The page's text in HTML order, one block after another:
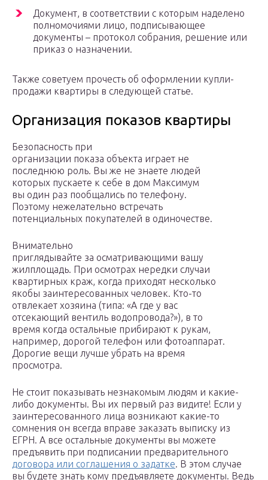
Документ, в соответствии с которым наделено
полномочиями лицо, подписывающее
документы – протокол собрания, решение или
приказ о назначении.
Также советуем прочесть об оформлении купли-
продажи квартиры в следующей статье.
Организация показов квартиры
Безопасность при
организации показа объекта играет не
последнюю роль. Вы же не знаете людей
которых пускаете к себе в дом Максимум
вы один раз пообщались по телефону.
Поэтому нежелательно встречать
потенциальных покупателей в одиночестве.
Внимательно
приглядывайте за осматривающими вашу
жилплощадь. При осмотрах нередки случаи
квартирных краж, когда приходят несколько
якобы заинтересованных человек. Кто-то
отвлекает хозяина (типа: «А где у вас
отсекающий вентиль водопровода?»), в то
время когда остальные прибирают к рукам,
например, дорогой телефон или фотоаппарат.
Дорогие вещи лучше убрать на время
просмотра.
Не стоит показывать незнакомым людям и какие-
либо документы. Вы их первый раз видите! Если у
заинтересованного лица возникают какие-то
сомнения он всегда вправе заказать выписку из
ЕГРН. А все остальные документы вы можете
предъявить при подписании предварительного
договора или соглашения о задатке. В этом случае
вы будете знать кому предъявляете документы. Ведь